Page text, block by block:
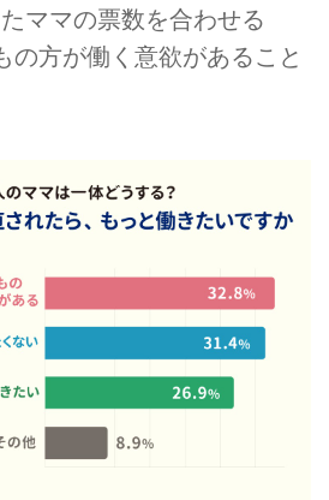
ママの票数を合わせる
の方が働く意欲があること